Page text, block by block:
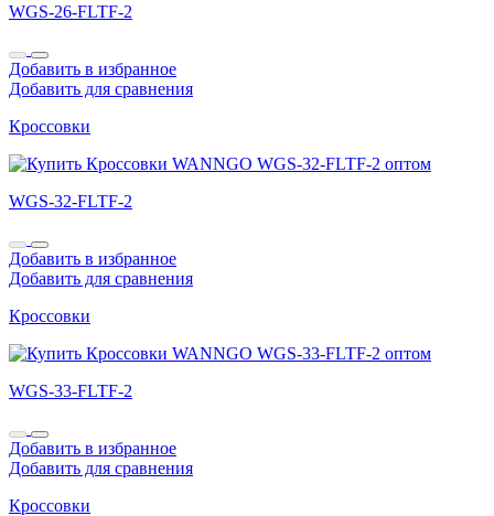
WGS-26-FLTF-2
Добавить в избранное
Добавить для сравнения
Кроссовки
WGS-32-FLTF-2
Добавить в избранное
Добавить для сравнения
Кроссовки
WGS-33-FLTF-2
Добавить в избранное
Добавить для сравнения
Кроссовки